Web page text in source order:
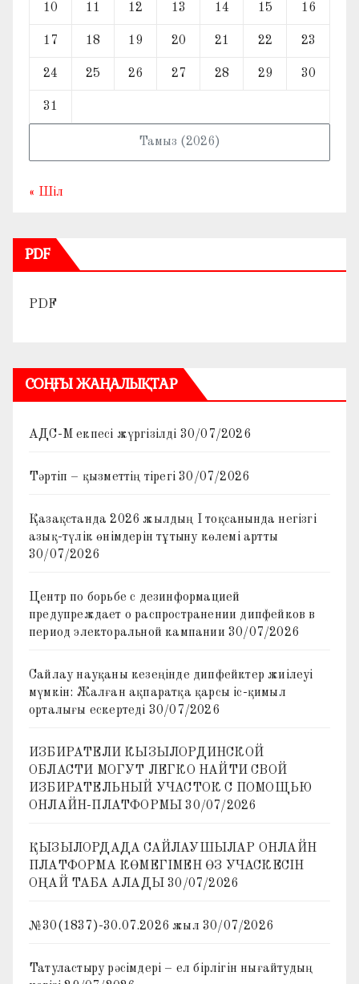
Тамыз (2026)
10 11 12 13 14 15 16
17 18 19 20 21 22 23
24 25 26 27 28 29 30
31
« Шіл
PDF
PDF
СОҢҒЫ ЖАҢАЛЫҚТАР
АДС-М екпесі жүргізілді 30/07/2026
Тәртіп – қызметтің тірегі 30/07/2026
Қазақстанда 2026 жылдың I тоқсанында негізгі
азық-түлік өнімдерін тұтыну көлемі артты
30/07/2026
Центр по борьбе с дезинформацией
предупреждает о распространении дипфейков в
период электоральной кампании 30/07/2026
Сайлау науқаны кезеңінде дипфейктер жиілеуі
мүмкін: Жалған ақпаратқа қарсы іс-қимыл
орталығы ескертеді 30/07/2026
ИЗБИРАТЕЛИ КЫЗЫЛОРДИНСКОЙ
ОБЛАСТИ МОГУТ ЛЕГКО НАЙТИ СВОЙ
ИЗБИРАТЕЛЬНЫЙ УЧАСТОК С ПОМОЩЬЮ
ОНЛАЙН-ПЛАТФОРМЫ 30/07/2026
ҚЫЗЫЛОРДАДА САЙЛАУШЫЛАР ОНЛАЙН
ПЛАТФОРМА КӨМЕГІМЕН ӨЗ УЧАСКЕСІН
ОҢАЙ ТАБА АЛАДЫ 30/07/2026
№30(1837)-30.07.2026 жыл 30/07/2026
Татуластыру рәсімдері – ел бірлігін нығайтудың